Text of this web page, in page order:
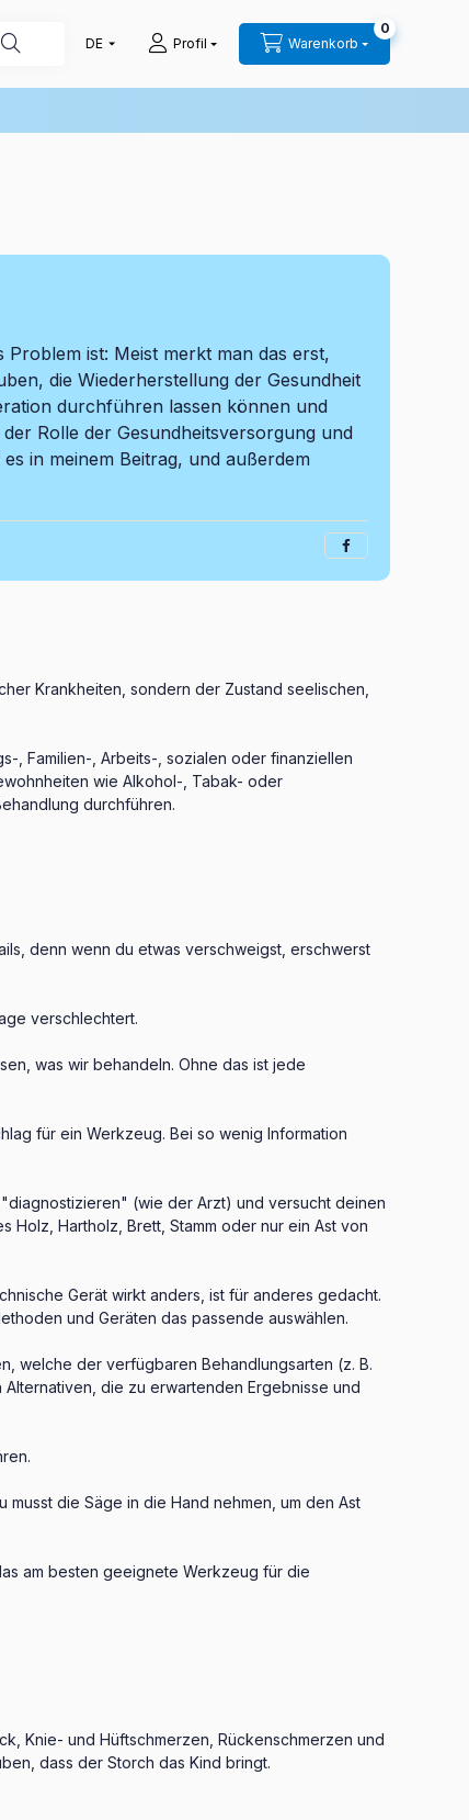
Profil Warenkorb
0
Problem ist: Meist merkt man das erst,
die Wiederherstellung der Gesundheit
durchführen lassen können und
Rolle der Gesundheitsversorgung und
in meinem Beitrag, und außerdem
Krankheiten, sondern der Zustand seelischen,
, Familien-, Arbeits-, sozialen oder finanziellen
wie Alkohol-, Tabak- oder
durchführen.
denn wenn du etwas verschweigst, erschwerst
verschlechtert.
was wir behandeln. Ohne das ist jede
für ein Werkzeug. Bei so wenig Information
(wie der Arzt) und versucht deinen
Holz, Hartholz, Brett, Stamm oder nur ein Ast von
Gerät wirkt anders, ist für anderes gedacht.
und Geräten das passende auswählen.
welche der verfügbaren Behandlungsarten (z. B.
die zu erwartenden Ergebnisse und
die Säge in die Hand nehmen, um den Ast
am besten geeignete Werkzeug für die
Knie- und Hüftschmerzen, Rückenschmerzen und
dass der Storch das Kind bringt.